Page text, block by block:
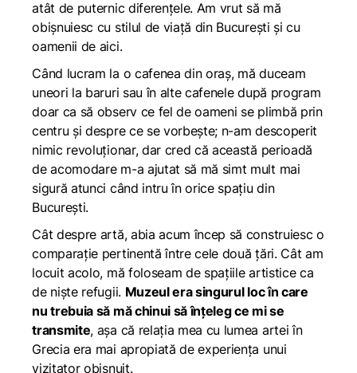
atât de puternic diferențele. Am vrut să mă
obișnuiesc cu stilul de viață din București și cu
oamenii de aici.
Când lucram la o cafenea din oraș, mă duceam
uneori la baruri sau în alte cafenele după program
doar ca să observ ce fel de oameni se plimbă prin
centru și despre ce se vorbește; n-am descoperit
nimic revoluționar, dar cred că această perioadă
de acomodare m-a ajutat să mă simt mult mai
sigură atunci când intru în orice spațiu din
București.
Cât despre artă, abia acum încep să construiesc o
comparație pertinentă între cele două țări. Cât am
locuit acolo, mă foloseam de spațiile artistice ca
de niște refugii. Muzeulera singurul loc în care
nu trebuia să mă chinui să înțeleg ce mi se
transmite, așa că relația mea cu lumea artei în
Grecia era mai apropiată de experiența unui
vizitator obișnuit.